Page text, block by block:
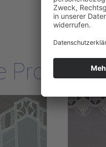
Produkte